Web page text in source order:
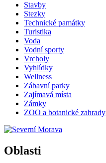
Stavby
Stezky
Technické památky
Turistika
Voda
Vodní sporty
Vrcholy
Vyhlídky
Wellness
Zábavní parky
Zajímavá místa
Zámky
ZOO a botanické zahrady
Oblasti